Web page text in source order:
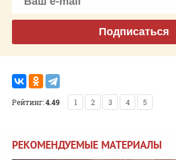
Подписаться
Рейтинг:4.49 1 2 3 4 5
РЕКОМЕНДУЕМЫЕ МАТЕРИАЛЫ